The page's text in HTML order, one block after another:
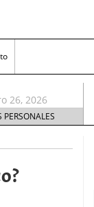
26, 2026
enero
online
PERSONALES